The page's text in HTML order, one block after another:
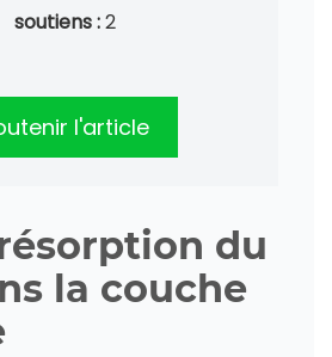
soutiens :2
l'article
du
la couche